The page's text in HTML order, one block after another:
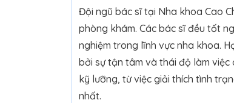
Đội ngũ bác sĩ tại Nha khoa Cao
phòng khám. Các bác sĩ đều tốt
nghiệm trong lĩnh vực nha khoa.
bởi sự tận tâm và thái độ làm việc
kỹ lưỡng, từ việc giải thích tình
nhất.